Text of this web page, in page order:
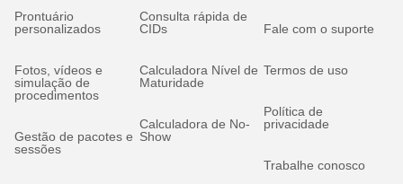
Prontuário
personalizados
Fotos, vídeos e
simulação de
procedimentos
Gestão de pacotes e
sessões
Consulta rápida de
CIDs
Calculadora Nível de
Maturidade
Calculadora de No-
Show
Fale com o suporte
Termos de uso
Política de
privacidade
Trabalhe conosco